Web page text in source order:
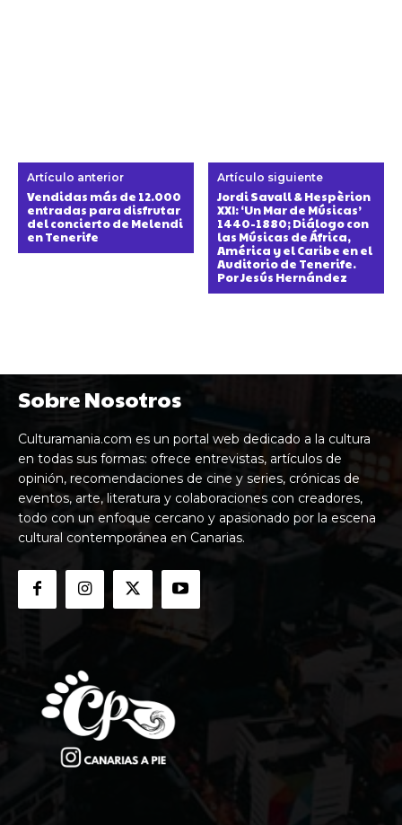
Artículo anterior
Vendidas más de 12.000
entradas para disfrutar
del concierto de Melendi
en Tenerife
Artículo siguiente
Jordi Savall & Hespèrion
XXI: ‘Un Mar de Músicas’
1440-1880; Diálogo con
las Músicas de África,
América y el Caribe en el
Auditorio de Tenerife.
Por Jesús Hernández
Sobre Nosotros
Culturamania.com es un portal web dedicado a la cultura
en todas sus formas: ofrece entrevistas, artículos de
opinión, recomendaciones de cine y series, crónicas de
eventos, arte, literatura y colaboraciones con creadores,
todo con un enfoque cercano y apasionado por la escena
cultural contemporánea en Canarias.